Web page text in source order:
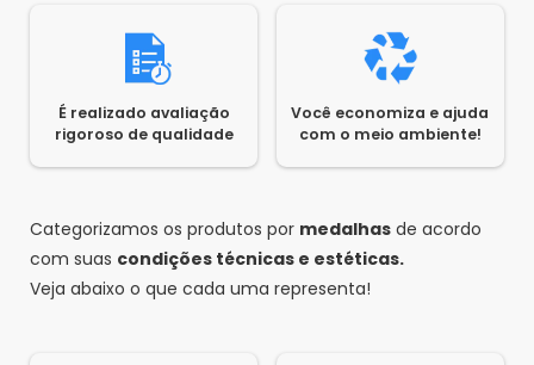
Saldão da Informática
Olá, Diego Borges! Bivolt. Atenciosamente,
Saldão da Informática.
Aureliano • 7 anos atrás• 0
Responder
Saldão da Informática 7 anos atrás
Olá, Aureliano! A garantia de nossos produtos é
de 3 meses. Atenciosamente, Saldão da
É realizado avaliação
rigoroso de qualidade
Você economiza e ajuda
com o meio ambiente!
Categorizamos os produtos por medalhas de acordo
com suas condições técnicas e estéticas.
Veja abaixo o que cada uma representa!